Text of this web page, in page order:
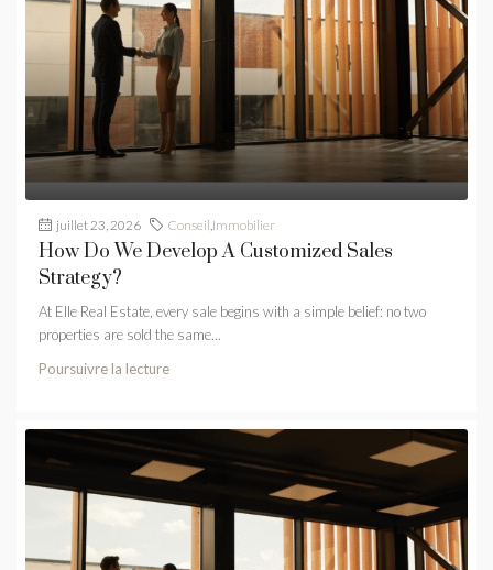
juillet 23, 2026 Conseil Immobilier
How Do We Develop A Customized Sales
Strategy?
At Elle Real Estate, every sale begins with a simple belief: no two
properties are sold the same...
Poursuivre la lecture